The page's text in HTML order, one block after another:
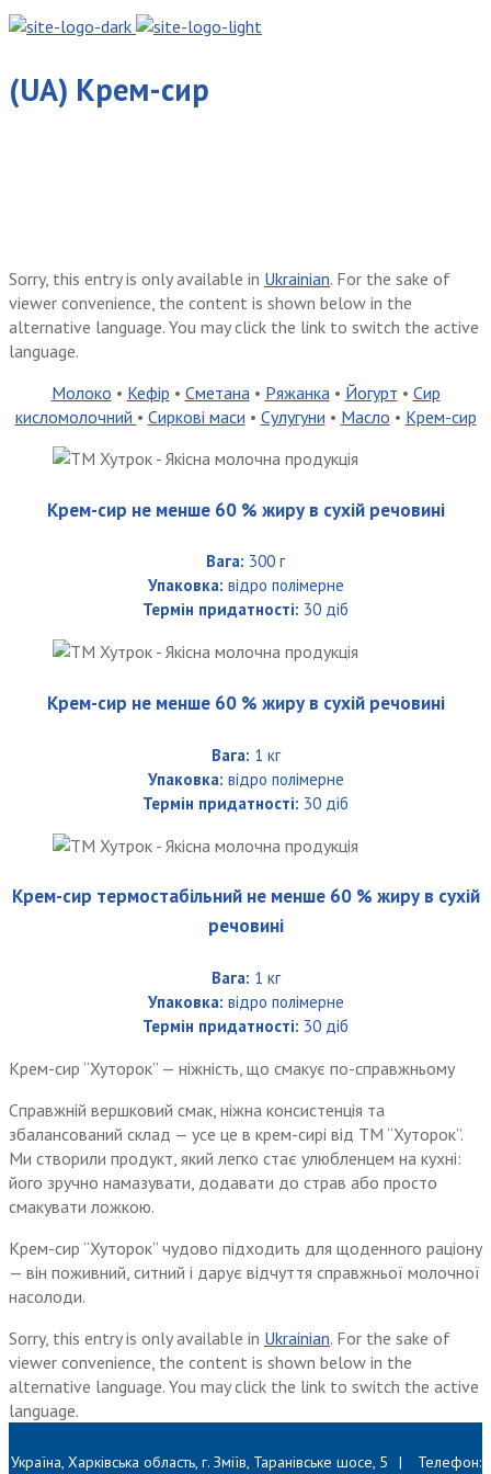
(UA) Крем-сир
Sorry, this entry is only available in Ukrainian. For the sake of
viewer convenience, the content is shown below in the
alternative language. You may click the link to switch the active
language.
Молоко • Кефір • Сметана• Ряжанка• Йогурт • Сир
кисломолочний • Сиркові маси • Сулугуни • Масло • Крем-сир
Крем-сир не менше 60 % жиру в сухій речовині
Вага: 300 г
Упаковка: відро полімерне
Термін придатності: 30 діб
Крем-сир не менше 60 % жиру в сухій речовині
Вага: 1 кг
Упаковка: відро полімерне
Термін придатності: 30 діб
Крем-сир термостабільний не менше 60 % жиру в сухій
речовині
Вага: 1 кг
Упаковка: відро полімерне
Термін придатності: 30 діб
Крем-сир “Хуторок” — ніжність, що смакує по-справжньому
Справжній вершковий смак, ніжна консистенція та
збалансований склад — усе це в крем-сирі від ТМ “Хуторок”.
Ми створили продукт, який легко стає улюбленцем на кухні:
його зручно намазувати, додавати до страв або просто
смакувати ложкою.
Крем-сир “Хуторок” чудово підходить для щоденного раціону
— він поживний, ситний і дарує відчуття справжньої молочної
насолоди.
Sorry, this entry is only available in Ukrainian. For the sake of
viewer convenience, the content is shown below in the
alternative language. You may click the link to switch the active
language.
Україна, Харківська область, г. Зміїв, Таранівське шосе, 5 | Телефон: